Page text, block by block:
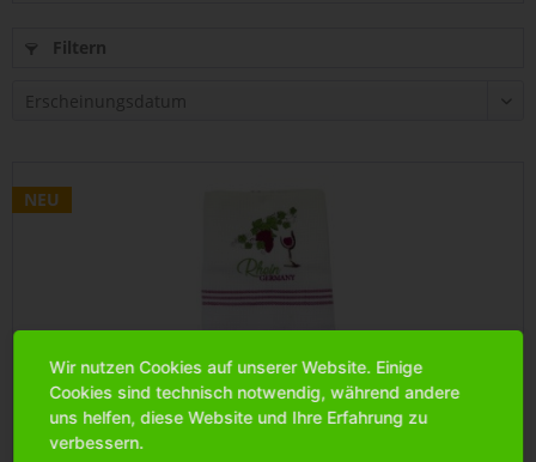
Filtern
NEU
Geschirrtuch Waffelstruktur "Rhein",weiß, lila...
Wir nutzen Cookies auf unserer Website. Einige
Cookies sind technisch notwendig, während andere
uns helfen, diese Website und Ihre Erfahrung zu
verbessern.